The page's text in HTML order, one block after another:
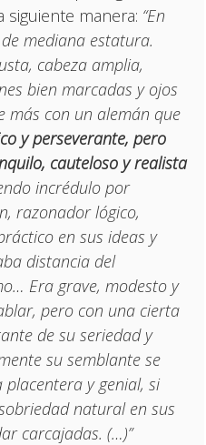
siguiente manera: “En
mediana estatura.
cabeza amplia,
bien marcadas y ojos
más con un alemán que
y perseverante, pero
cauteloso y realista
incrédulo por
razonador lógico,
en sus ideas y
distancia del
Era grave, modesto y
pero con una cierta
de su seriedad y
su semblante se
y genial, si
natural en sus
carcajadas. (…)”